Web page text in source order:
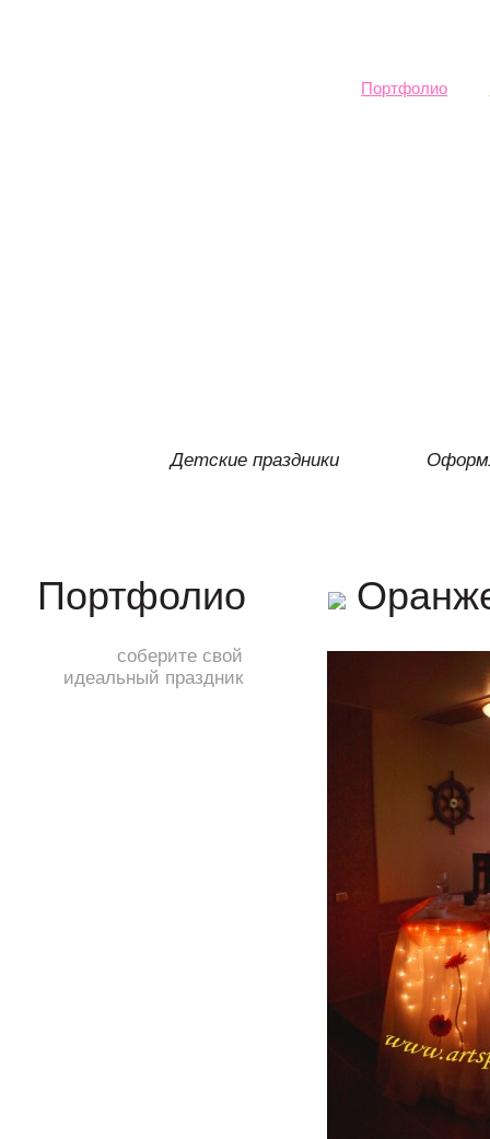
Портфолио
Детские праздники
соберите свой
идеальный праздник
Портфолио